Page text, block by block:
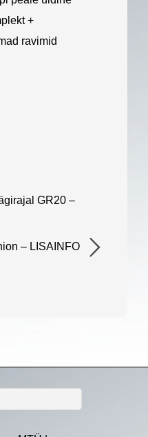
+
ravimid
GR20 –
– LISAINFO